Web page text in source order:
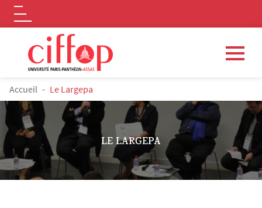
Aller au contenu principal
Logo
FIL D'ARIANE
Accueil Le Largepa
LE LARGEPA